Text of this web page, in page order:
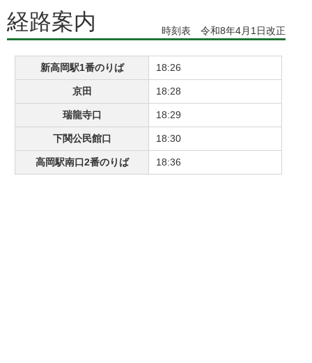
経路案内 時刻表 令和8年4月1日改正
新高岡駅1番のりば 18:26
京田 18:28
瑞龍寺口 18:29
下関公民館口 18:30
高岡駅南口2番のりば 18:36